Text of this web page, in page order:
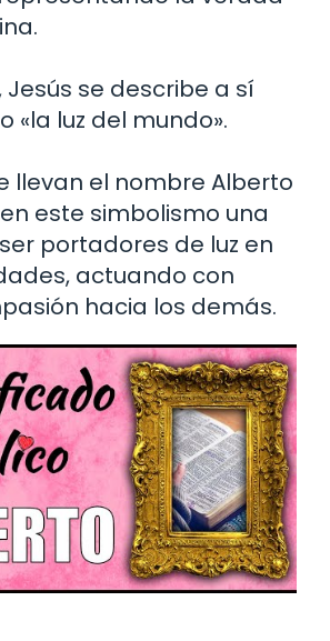
Jesús se describe a sí
«la luz del mundo».
llevan el nombre Alberto
este simbolismo una
portadores de luz en
actuando con
hacia los demás.